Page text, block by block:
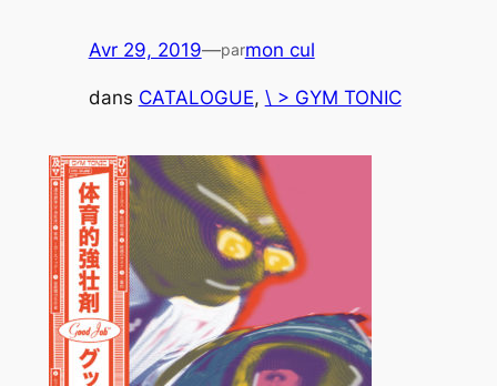
Avr 29, 2019—parmon cul
dans CATALOGUE, \ > GYM TONIC